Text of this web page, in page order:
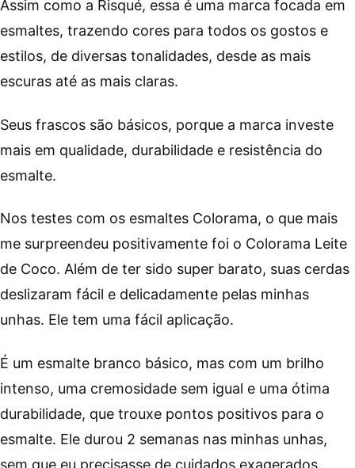
Assim como a Risqué, essa é uma marca focada em
esmaltes, trazendo cores para todos os gostos e
estilos, de diversas tonalidades, desde as mais
escuras até as mais claras.
Seus frascos são básicos, porque a marca investe
mais em qualidade, durabilidade e resistência do
esmalte.
Nos testes com os esmaltes Colorama, o que mais
me surpreendeu positivamente foi o Colorama Leite
de Coco. Além de ter sido super barato, suas cerdas
deslizaram fácil e delicadamente pelas minhas
unhas. Ele tem uma fácil aplicação.
É um esmalte branco básico, mas com um brilho
intenso, uma cremosidade sem igual e uma ótima
durabilidade, que trouxe pontos positivos para o
esmalte. Ele durou 2 semanas nas minhas unhas,
sem que eu precisasse de cuidados exagerados,